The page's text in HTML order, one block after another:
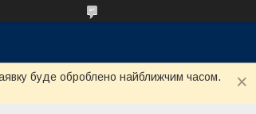
буде оброблено найближчим часом.